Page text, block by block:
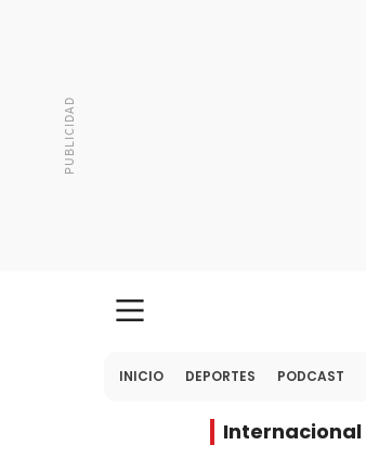
INICIO DEPORTES PODCAST
Internacional